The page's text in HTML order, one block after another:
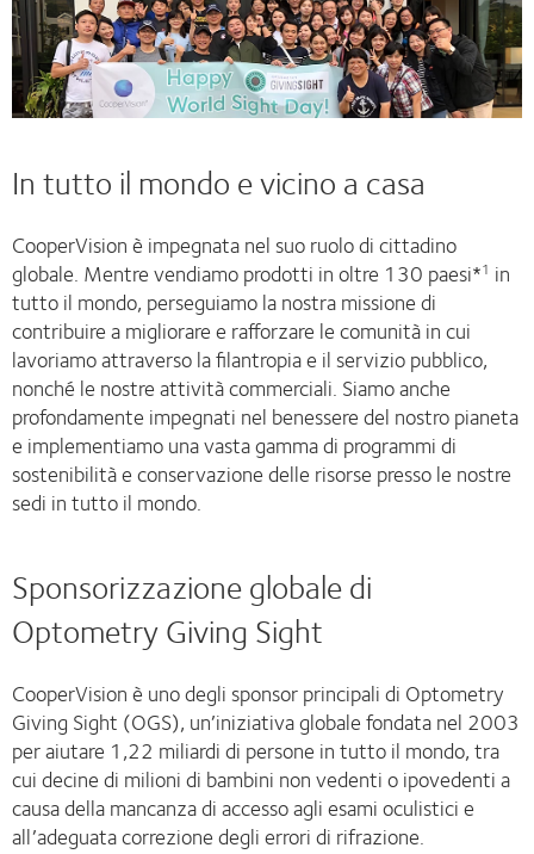
In tutto il mondo e vicino a casa
CooperVision è impegnata nel suo ruolo di cittadino
globale. Mentre vendiamo prodotti in oltre 130 paesi*1 in
tutto il mondo, perseguiamo la nostra missione di
contribuire a migliorare e rafforzare le comunità in cui
lavoriamo attraverso la filantropia e il servizio pubblico,
nonché le nostre attività commerciali. Siamo anche
profondamente impegnati nel benessere del nostro pianeta
e implementiamo una vasta gamma di programmi di
sostenibilità e conservazione delle risorse presso le nostre
sedi in tutto il mondo.
Sponsorizzazione globale di
Optometry Giving Sight
CooperVision è uno degli sponsor principali di Optometry
Giving Sight (OGS), un’iniziativa globale fondata nel 2003
per aiutare 1,22 miliardi di persone in tutto il mondo, tra
cui decine di milioni di bambini non vedenti o ipovedenti a
causa della mancanza di accesso agli esami oculistici e
all’adeguata correzione degli errori di rifrazione.